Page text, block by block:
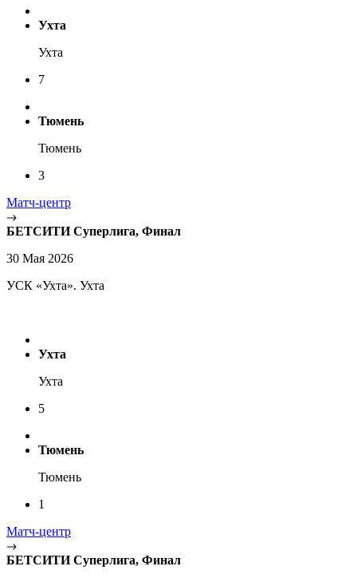
Ухта
Ухта
7
Тюмень
Тюмень
3
Матч-центр
БЕТСИТИ Суперлига, Финал
30 Мая 2026
УСК «Ухта». Ухта
Ухта
Ухта
5
Тюмень
Тюмень
1
Матч-центр
БЕТСИТИ Суперлига, Финал